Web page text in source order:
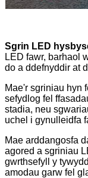
Sgrin LED
LED fawr, barhaol
do a ddefnyddir at
Mae'r sgriniau hyn
sefydlog fel
stadia, neu
uchel i gynulleidfa
Mae arddangosfa
agored a sgriniau
gwrthsefyll y
amodau garw fel